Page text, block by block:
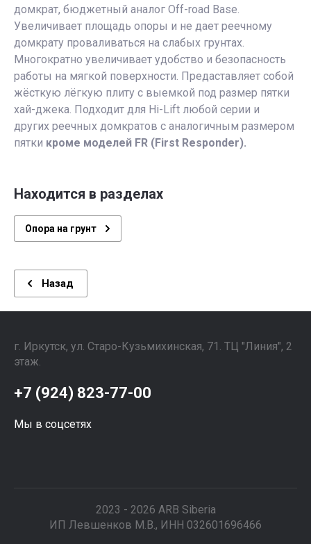
домкрат, бюджетный аналог Off-road Base.
Увеличивает площадь опоры и не дает реечному
домкрату проваливаться на слабых грунтах.
Многократно увеличивает удобство и безопасность
работы на мягкой поверхности. Предаставляет собой
жёсткую лёгкую плиту с выемкой под размер пятки
хай-джека. Подходит для Hi-Lift любой серии и
других реечных домкратов с аналогичным размером
пятки кроме моделей FR (First Responder).
Находится в разделах
Опора на грунт
Назад
г. Иркутск, ул. ​Старо-Кузьмихинская, 71. ТЦ "Линия", 2
этаж. ⠀⠀⠀⠀⠀⠀⠀⠀⠀⠀
+7 (924) 823-77-00
Мы в соцсетях
2023 - 2026 ARB Siberia
ИП Левшенков М.В., ИНН 032601696466